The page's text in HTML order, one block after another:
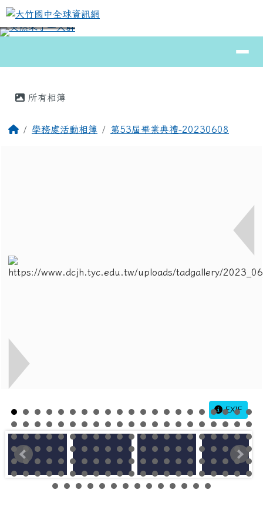
跳至主內容區
大竹國中全球資訊網
⏸
所有相簿
回首頁學務處活動相簿 第53屆畢業典禮-20230608
EXIF